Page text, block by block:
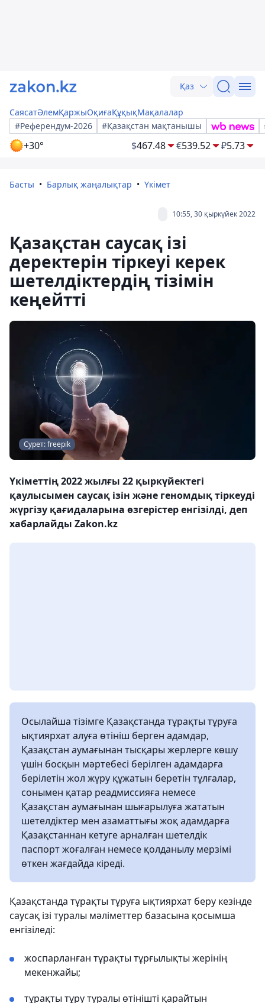
Қаз
СаясатӘлемҚаржыОқиғаҚұқықМақалалар
#Референдум-2026
#Қазақстан мақтанышы
+30° $467.48 €539.52 ₽5.73
Басты Барлық жаңалықтар Үкімет
10:55, 30 қыркүйек 2022
Қазақстан саусақ ізі
деректерін тіркеуі керек
шетелдіктердің тізімін
кеңейтті
Сурет: freepik
Үкіметтің 2022 жылғы 22 қыркүйектегі
қаулысымен саусақ ізін және геномдық тіркеуді
жүргізу қағидаларына өзгерістер енгізілді, деп
хабарлайды Zakon.kz
Осылайша тізімге Қазақстанда тұрақты тұруға
ықтиярхат алуға өтініш берген адамдар,
Қазақстан аумағынан тысқары жерлерге көшу
үшін босқын мәртебесі берілген адамдарға
берілетін жол жүру құжатын беретін тұлғалар,
сонымен қатар реадмиссияға немесе
Қазақстан аумағынан шығарылуға жататын
шетелдіктер мен азаматтығы жоқ адамдарға
Қазақстаннан кетуге арналған шетелдік
паспорт жоғалған немесе қолданылу мерзімі
өткен жағдайда кіреді.
Қазақстанда тұрақты тұруға ықтиярхат беру кезінде
саусақ ізі туралы мәліметтер базасына қосымша
енгізіледі:
жоспарланған тұрақты тұрғылықты жерінің
мекенжайы;
тұрақты тұру туралы өтінішті қарайтын